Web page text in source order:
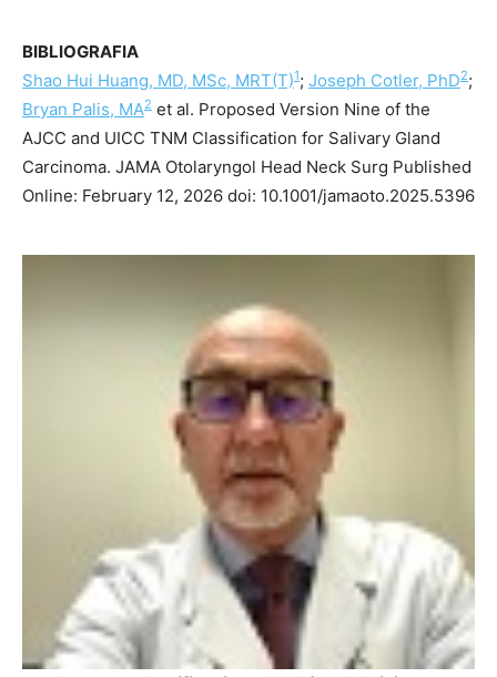
BIBLIOGRAFIA
Shao Hui Huang, MD, MSc, MRT(T)1; Joseph Cotler, PhD2;
Bryan Palis, MA2 et al. Proposed Version Nine of the
AJCC and UICC TNM Classification for Salivary Gland
Carcinoma. JAMA Otolaryngol Head Neck Surg Published
Online: February 12, 2026 doi: 10.1001/jamaoto.2025.5396